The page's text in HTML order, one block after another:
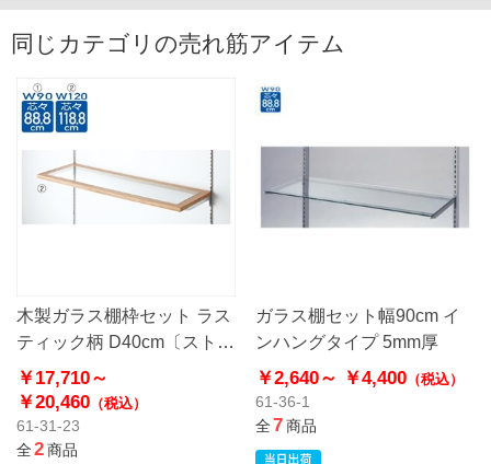
同じカテゴリの売れ筋アイテム
木製ガラス棚枠セット ラス
ティック柄 D40cm〔ストエ
キオリジナル〕
￥17,710～
￥20,460 （税込）
61-31-23
全2商品
ガラス棚セット幅90cm イ
ンハングタイプ 5mm厚
￥2,640～ ￥4,400（税込）
61-36-1
全7商品